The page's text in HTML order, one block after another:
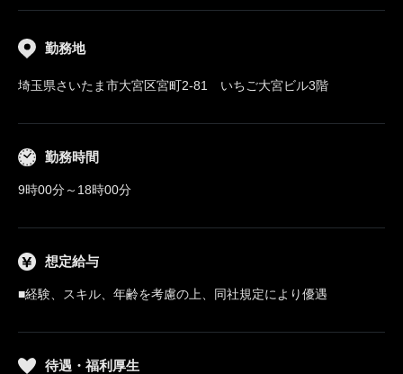
勤務地
埼玉県さいたま市大宮区宮町2-81 いちご大宮ビル3階
勤務時間
9時00分～18時00分
想定給与
■経験、スキル、年齢を考慮の上、同社規定により優遇
待遇・福利厚生